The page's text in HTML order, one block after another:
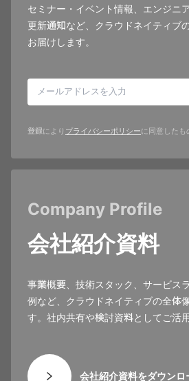
セミナー・イベント情報、エンジニ
更新通知など、クラウドネイティブ
お届けします。
登録により プライバシーポリシーに同意したも
Company Profile
会社紹介資料
事業概要、技術スタック、サービス
例など、クラウドネイティブの全体
す。社内共有や検討資料としてご活
会社紹介資料をダウンロ